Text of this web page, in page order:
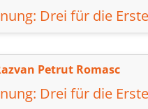
Drei für die Erste
Petrut Romasc
Drei für die Erste